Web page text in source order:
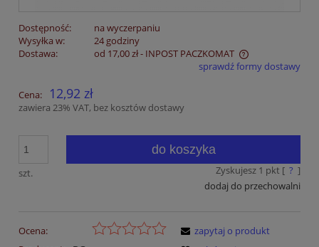
Dostępność:
na wyczerpaniu
Wysyłka w:
24 godziny
Dostawa:
od 17,00 zł- INPOST PACZKOMAT
Cena nie zawiera ewentualnych kosztów płatnościsprawdź formy dostawy
Cena: 12,92 zł
zawiera 23% VAT, bez kosztów dostawy
szt.
do koszyka
Zyskujesz 1 pkt [ ? ]
dodaj do przechowalni
Ocena:
zapytaj o produkt